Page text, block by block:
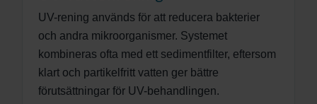
UV-rening används för att reducera bakterier
och andra mikroorganismer. Systemet
kombineras ofta med ett sedimentfilter, eftersom
klart och partikelfritt vatten ger bättre
förutsättningar för UV-behandlingen.